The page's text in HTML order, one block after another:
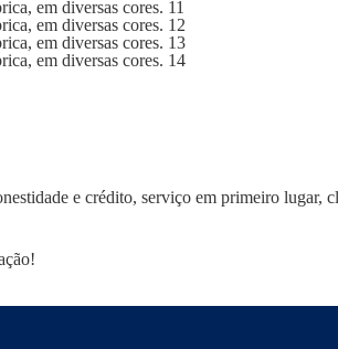
e crédito, serviço em primeiro lugar,